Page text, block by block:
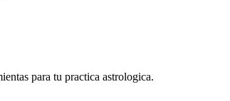
para tu practica astrologica.